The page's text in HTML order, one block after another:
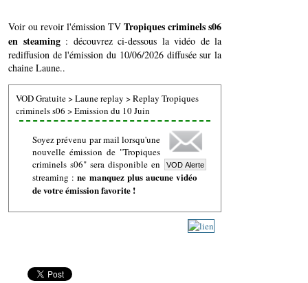
Voir ou revoir l'émission TV Tropiques criminels s06
en steaming: découvrez ci-dessous la vidéo de la
rediffusion de l'émission du 10/06/2026 diffusée sur la
chaine Laune..
VOD Gratuite>Laune replay >Replay Tropiques
criminels s06 >Emission du 10 Juin
Soyez prévenu par mail lorsqu'une
nouvelle émission de "Tropiques
criminels s06" sera disponible en
streaming :ne manquez plus aucune vidéo
de votre émission favorite !